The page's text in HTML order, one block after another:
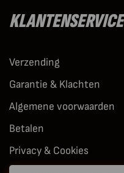
KLANTENSERVICE
Verzending
Garantie & Klachten
Algemene voorwaarden
Betalen
Privacy & Cookies